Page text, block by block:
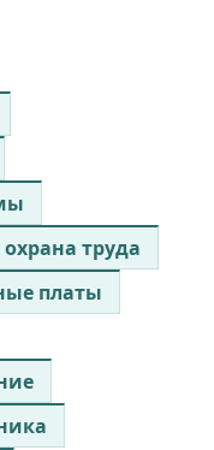
охрана труда
платы